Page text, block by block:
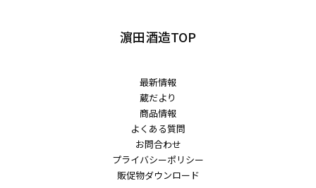
濵田酒造TOP
最新情報
蔵だより
商品情報
よくある質問
お問合わせ
プライバシーポリシー
販促物ダウンロード